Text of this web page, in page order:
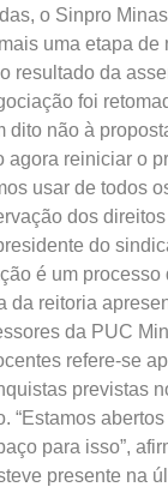
o Sinpro
uma etapa de
resultado da
foi
dito não à
agora reiniciar o
usar de todos
dos direitos
do
é um processo
da reitoria
da PUC
refere-se
previstas
“Estamos
para isso”,
presente na